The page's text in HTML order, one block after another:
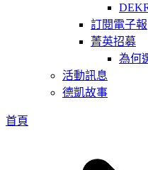
訂閱電子報
菁英招募
為何
活動訊息
德凱故事
首頁